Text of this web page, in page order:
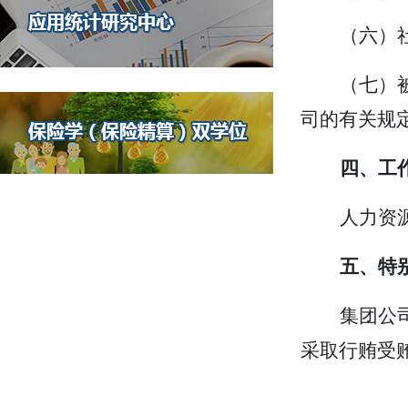
（六
（七
司的有关规
四、工
人力资
五、特
集团公
采取行贿受